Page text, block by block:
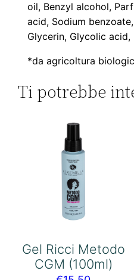
oil, Benzyl alcohol,
acid, Sodium
Glycerin, Glycolic
*da agricoltura
Ti potrebbe
Gel Ricci Metodo
CGM (100ml)